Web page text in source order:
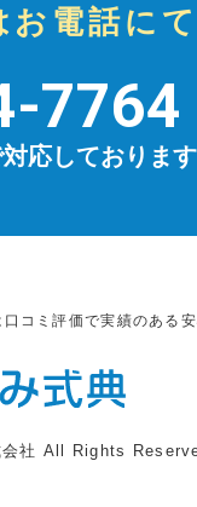
お電話にて
7764
応しております
コミ評価で実績のある
社 All Rights